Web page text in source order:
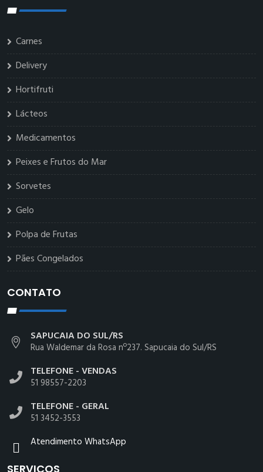
Carnes
Delivery
Hortifruti
Lácteos
Medicamentos
Peixes e Frutos do Mar
Sorvetes
Gelo
Polpa de Frutas
Pães Congelados
CONTATO
SAPUCAIA DO SUL/RS
Rua Waldemar da Rosa nº237. Sapucaia do Sul/RS
TELEFONE - VENDAS
51 98557-2203
TELEFONE - GERAL
51 3452-3553
Atendimento WhatsApp
SERVIÇOS